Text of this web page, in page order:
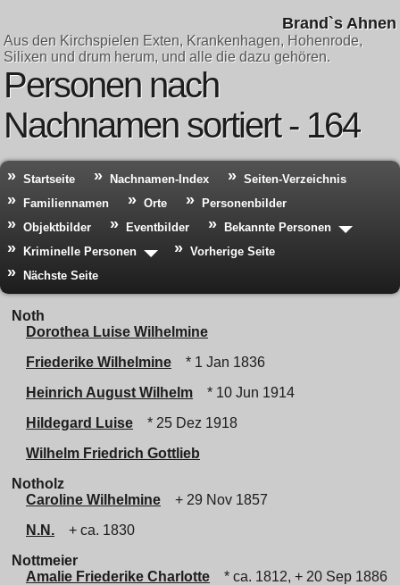
Brand`s Ahnen
Aus den Kirchspielen Exten, Krankenhagen, Hohenrode,
Silixen und drum herum, und alle die dazu gehören.
Personen nach
Nachnamen sortiert - 164
Startseite Nachnamen-Index
Seiten-Verzeichnis
Familiennamen
Orte
Personenbilder
Objektbilder
Eventbilder
Bekannte Personen
Kriminelle Personen
Vorherige Seite
Nächste Seite
Noth
Dorothea Luise Wilhelmine
Friederike Wilhelmine
* 1 Jan 1836
Heinrich August Wilhelm
* 10 Jun 1914
Hildegard Luise
* 25 Dez 1918
Wilhelm Friedrich Gottlieb
Notholz
Caroline Wilhelmine
+ 29 Nov 1857
N.N.
+ ca. 1830
Nottmeier
Amalie Friederike Charlotte
* ca. 1812, + 20 Sep 1886